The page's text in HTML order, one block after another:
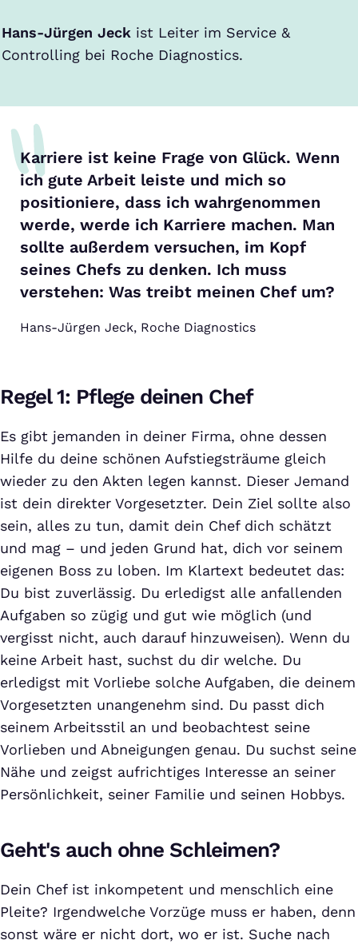
Hans-Jürgen Jeck ist Leiter im Service &
Controlling bei Roche Diagnostics.
Karriere ist keine Frage von Glück. Wenn
ich gute Arbeit leiste und mich so
positioniere, dass ich wahrgenommen
werde, werde ich Karriere machen. Man
sollte außerdem versuchen, im Kopf
seines Chefs zu denken. Ich muss
verstehen: Was treibt meinen Chef um?
Hans-Jürgen Jeck, Roche Diagnostics
Regel 1: Pflege deinen Chef
Es gibt jemanden in deiner Firma, ohne dessen
Hilfe du deine schönen Aufstiegsträume gleich
wieder zu den Akten legen kannst. Dieser Jemand
ist dein direkter Vorgesetzter. Dein Ziel sollte also
sein, alles zu tun, damit dein Chef dich schätzt
und mag – und jeden Grund hat, dich vor seinem
eigenen Boss zu loben. Im Klartext bedeutet das:
Du bist zuverlässig. Du erledigst alle anfallenden
Aufgaben so zügig und gut wie möglich (und
vergisst nicht, auch darauf hinzuweisen). Wenn du
keine Arbeit hast, suchst du dir welche. Du
erledigst mit Vorliebe solche Aufgaben, die deinem
Vorgesetzten unangenehm sind. Du passt dich
seinem Arbeitsstil an und beobachtest seine
Vorlieben und Abneigungen genau. Du suchst seine
Nähe und zeigst aufrichtiges Interesse an seiner
Persönlichkeit, seiner Familie und seinen Hobbys.
Geht's auch ohne Schleimen?
Dein Chef ist inkompetent und menschlich eine
Pleite? Irgendwelche Vorzüge muss er haben, denn
sonst wäre er nicht dort, wo er ist. Suche nach